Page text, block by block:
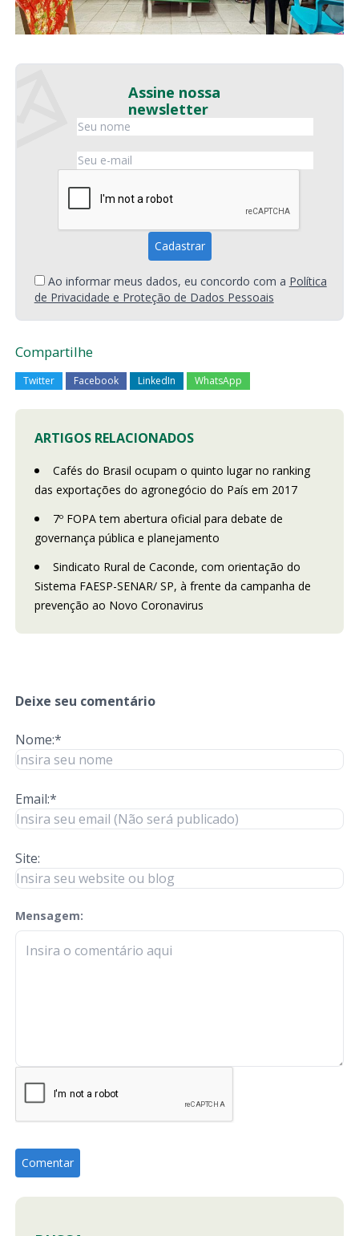
Assine nossa
newsletter
Ao informar meus dados, eu concordo com a Política
de Privacidade e Proteção de Dados Pessoais
Compartilhe
Twitter Facebook LinkedIn WhatsApp
ARTIGOS RELACIONADOS
Cafés do Brasil ocupam o quinto lugar no ranking
das exportações do agronegócio do País em 2017
7º FOPA tem abertura oficial para debate de
governança pública e planejamento
Sindicato Rural de Caconde, com orientação do
Sistema FAESP-SENAR/ SP, à frente da campanha de
prevenção ao Novo Coronavirus
Deixe seu comentário
Nome:*
Email:*
Site:
Mensagem:
check-terms